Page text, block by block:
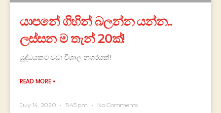
යාපනේ ගිහින් බලන්න යන්න..
ලස්සන ම තැන් 20ක්!
යුද්ධයකට වඩා විශාල නගරයක්!
READ MORE »
July 14, 2020 5:45 pm No Comments